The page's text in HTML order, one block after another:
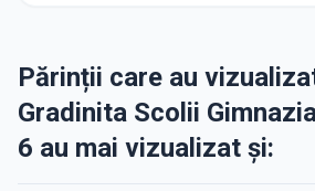
Părinții care au
Gradinita Scolii
6 au mai vizualizat și: